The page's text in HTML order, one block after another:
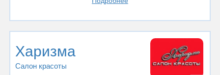
Харизма
Салон красоты